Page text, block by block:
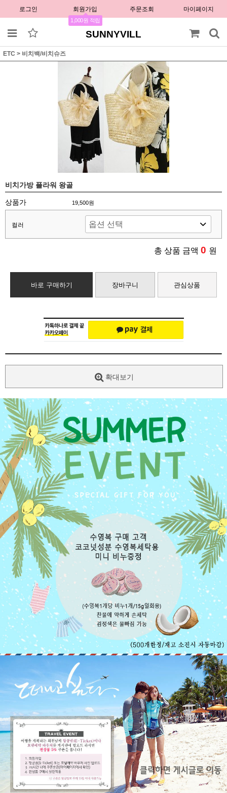
로그인 회원가입
1,000원 적립
주문조회 마이페이지
SUNNYVILL
ETC > 비치백/비치슈즈
비치가방 플라워 왕골
상품가 19,500원
컬러
총 상품 금액 0 원
바로 구매하기 장바구니 관심상품
확대보기